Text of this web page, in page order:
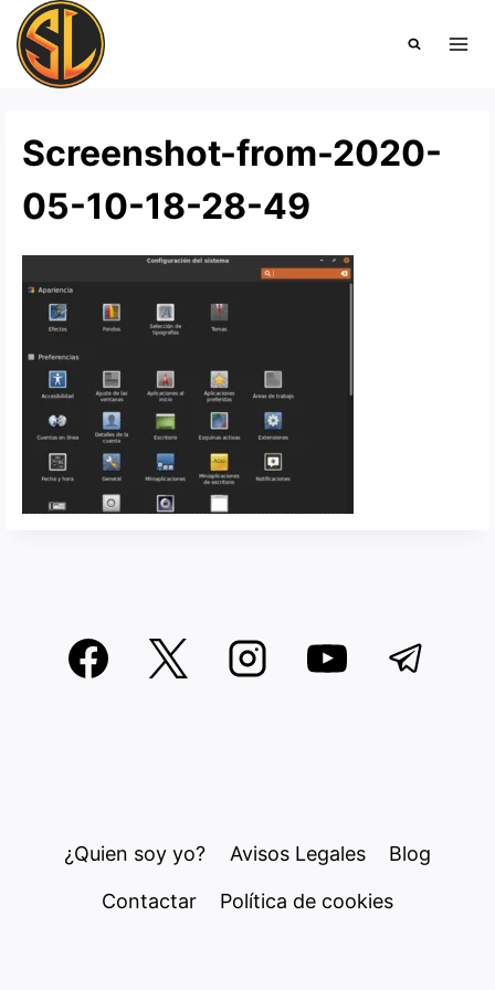
Saltar
contenido
Screenshot-from-2020-
05-10-18-28-49
¿Quien soy yo? Avisos Legales Blog
Contactar Política de cookies